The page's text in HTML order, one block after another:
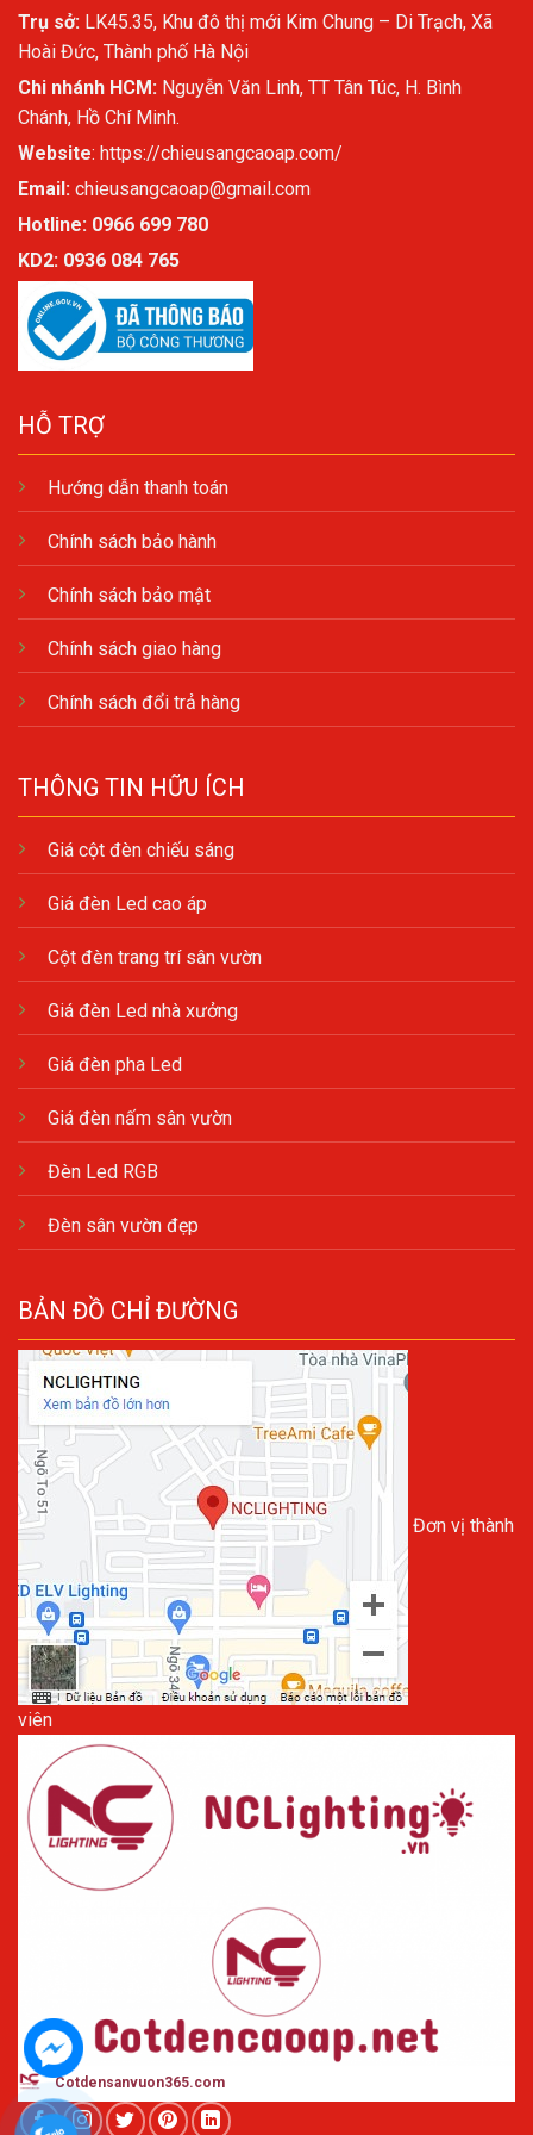
Trụ sở: LK45.35, Khu đô thị mới Kim Chung – Di Trạch, Xã
Hoài Đức, Thành phố Hà Nội
Chi nhánh HCM: Nguyễn Văn Linh, TT Tân Túc, H. Bình
Chánh, Hồ Chí Minh.
Website: https://chieusangcaoap.com/
Email: chieusangcaoap@gmail.com
Hotline: 0966 699 780
KD2: 0936 084 765
HỖ TRỢ
Hướng dẫn thanh toán
Chính sách bảo hành
Chính sách bảo mật
Chính sách giao hàng
Chính sách đổi trả hàng
THÔNG TIN HỮU ÍCH
Giá cột đèn chiếu sáng
Giá đèn Led cao áp
Cột đèn trang trí sân vườn
Giá đèn Led nhà xưởng
Giá đèn pha Led
Giá đèn nấm sân vườn
Đèn Led RGB
Đèn sân vườn đẹp
BẢN ĐỒ CHỈ ĐƯỜNG
Đơn vị thành
viên
Cotdensanvuon365.com